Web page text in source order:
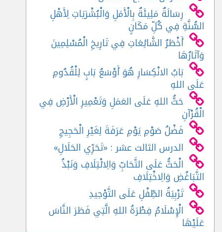
رِسَالَةٌ مَلِيئَةٌ بِالْأَمَلِ وَالْبُشْرَيَاتِ لِأَهْلِ
السُّنَّةِ فِي كُلِّ مَكَانٍ
أَخْطَرُ الشَّائِعَاتِ فِي تَارِيخِ الْمُسْلِمِينَ
وَآثَارُهَا
بَابُ الانْكِسَارِ هُوَ أَوْسَعُ بَابٍ لِلْقُدُومِ
عَلَى اللهِ
حَثُّ اللهِ عَلَى العَمَلِ وَتَعْمِيرِ الْأَرْضِ فِي
الْقُرْآنِ
فَضْلُ صَوْمِ يَوْمِ عَرَفَةَ لِغَيْرِ الْحَجِيجِ
الدرس الثالث عشر : «تَحَرِّي الحَلَالِ»
الْحَثُّ عَلَى التَّحَابِّ وَالِائْتِلَافِ وَنَبْذُ
التَّبَاغُضِ وَالِاخْتِلَافِ
تَرْبِيَةُ الطِّفْلِ عَلَى التَّوْحِيدِ
الْإِسْلَامُ فِطْرَةُ اللهِ الَّتِي فَطَرَ النَّاسَ
عَلَيْهَا